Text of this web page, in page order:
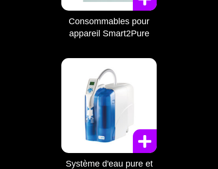
Consommables pour
appareil Smart2Pure
Système d'eau pure et